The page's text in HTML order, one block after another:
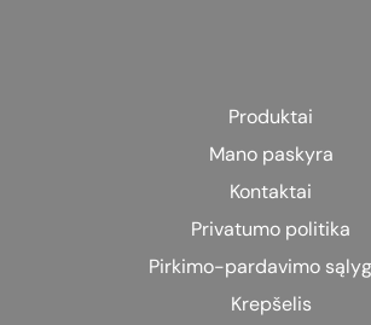
Produktai
Mano paskyra
Kontaktai
Privatumo politika
Pirkimo-pardavimo
Krepšelis